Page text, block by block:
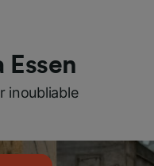
Essen
inoubliable